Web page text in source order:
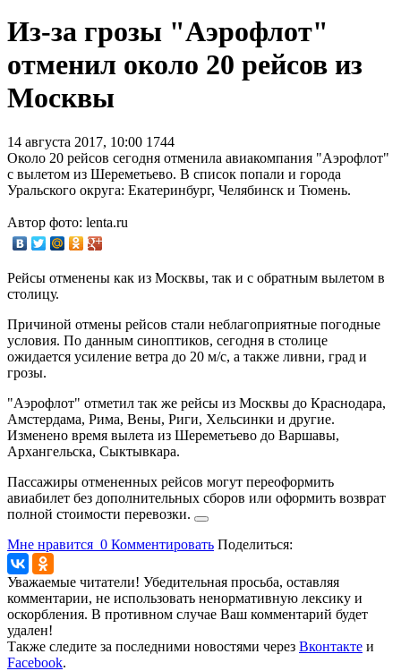
Из-за грозы "Аэрофлот"
отменил около 20 рейсов из
Москвы
14 августа 2017, 10:00 1744
Около 20 рейсов сегодня отменила авиакомпания "Аэрофлот"
с вылетом из Шереметьево. В список попали и города
Уральского округа: Екатеринбург, Челябинск и Тюмень.
Автор фото: lenta.ru
Рейсы отменены как из Москвы, так и с обратным вылетом в
столицу.
Причиной отмены рейсов стали неблагоприятные погодные
условия. По данным синоптиков, сегодня в столице
ожидается усиление ветра до 20 м/с, а также ливни, град и
грозы.
"Аэрофлот" отметил так же рейсы из Москвы до Краснодара,
Амстердама, Рима, Вены, Риги, Хельсинки и другие.
Изменено время вылета из Шереметьево до Варшавы,
Архангельска, Сыктывкара.
Пассажиры отмененных рейсов могут переоформить
авиабилет без дополнительных сборов или оформить возврат
полной стоимости перевозки.
Мне нравится 0 Комментировать Поделиться:
Уважаемые читатели! Убедительная просьба, оставляя
комментарии, не использовать ненормативную лексику и
оскорбления. В противном случае Ваш комментарий будет
удален!
Также следите за последними новостями через Вконтакте и
Facebook.